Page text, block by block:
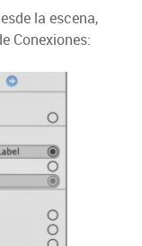
la escena,
Conexiones: